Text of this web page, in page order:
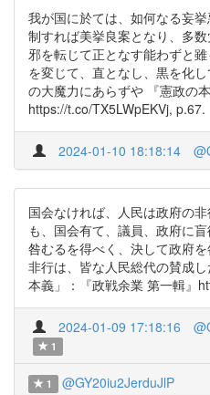
我が国に於ては、如何なる妄
制すれば美挙良案となり、多
邪を転じて正となす能わずと
を変じて、直となし、黒を化
の大魔力にあらずや 『憲政の本
https://t.co/TX5LWpEKVj, p.67.
2024-01-10 18:18:14
国会なければ、人民は政府の
も、国会有て、議員、政府に
咎むるを得べく、決して政府
非行は、皆な人民総代の賛成
本義」：『政戦余業 第一輯』
2024-01-09 17:18:16
1
1 @GY20iu2JerduJlP